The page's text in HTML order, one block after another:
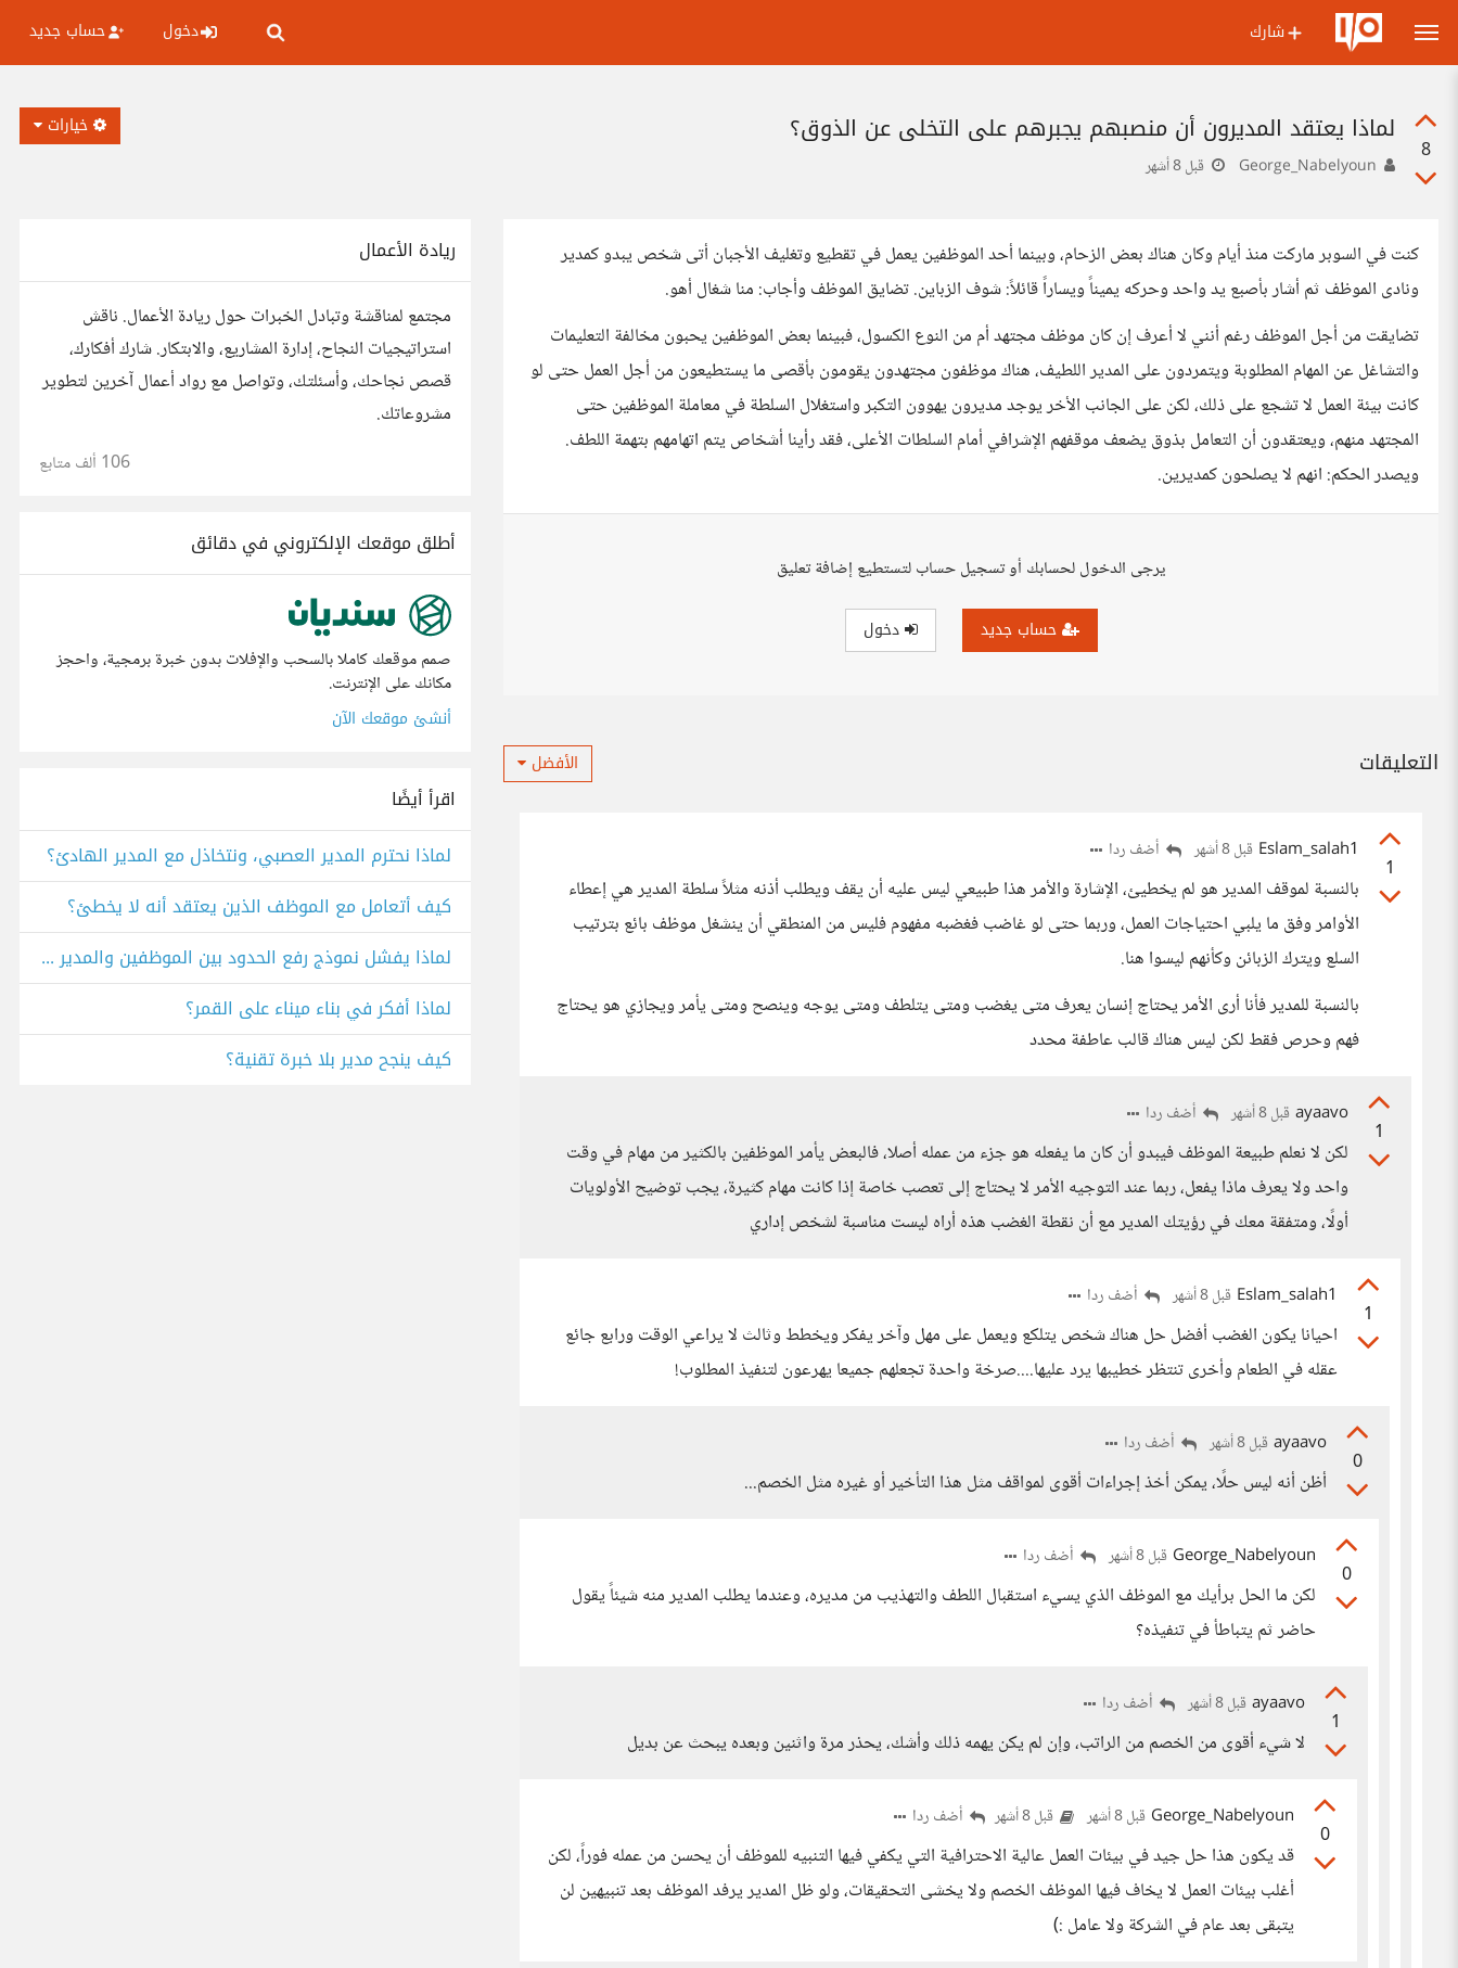
شارك دخول حساب جديد
8
لماذا يعتقد المديرون أن منصبهم يجبرهم على التخلي عن الذوق؟
قبل 8 أشهر
خيارات
كنت في السوبر ماركت منذ أيام وكان هناك بعض الزحام، وبينما أحد الموظفين يعمل في تقطيع وتغليف الأجبان أتى شخص يبدو كمدير
ونادى الموظف ثم أشار بأصبع يد واحد وحركه يميناً ويساراً قائلاً: شوف الزباين. تضايق الموظف وأجاب: منا شغال أهو.
تضايقت من أجل الموظف رغم أنني لا أعرف إن كان موظف مجتهد أم من النوع الكسول، فبينما بعض الموظفين يحبون مخالفة التعليمات
والتشاغل عن المهام المطلوبة ويتمردون على المدير اللطيف، هناك موظفون مجتهدون يقومون بأقصى ما يستطيعون من أجل العمل حتى لو
كانت بيئة العمل لا تشجع على ذلك، لكن على الجانب الأخر يوجد مديرون يهوون التكبر واستغلال السلطة في معاملة الموظفين حتى
المجتهد منهم، ويعتقدون أن التعامل بذوق يضعف موقفهم الإشرافي أمام السلطات الأعلى، فقد رأينا أشخاص يتم اتهامهم بتهمة اللطف.
ويصدر الحكم: انهم لا يصلحون كمديرين.
يرجى الدخول لحسابك أو تسجيل حساب لتستطيع إضافة تعليق
حساب جديد دخول
التعليقات الأفضل
1
Eslam_salah1 قبل 8 أشهر أضف ردا
بالنسبة لموقف المدير هو لم يخطيئ، الإشارة والأمر هذا طبيعي ليس عليه أن يقف ويطلب أذنه مثلاً سلطة المدير هي إعطاء
الأوامر وفق ما يلبي احتياجات العمل، وربما حتى لو غاضب فغضبه مفهوم فليس من المنطقي أن ينشغل موظف بائع بترتيب
السلع ويترك الزبائن وكأنهم ليسوا هنا.
بالنسبة للمدير فأنا أرى الأمر يحتاج إنسان يعرف متى يغضب ومتى يتلطف ومتى يوجه وينصح ومتى يأمر ويجازي هو يحتاج
فهم وحرص فقط لكن ليس هناك قالب عاطفة محدد
1
ayaavo قبل 8 أشهر أضف ردا
لكن لا نعلم طبيعة الموظف فيبدو أن كان ما يفعله هو جزء من عمله أصلا، فالبعض يأمر الموظفين بالكثير من مهام في وقت
واحد ولا يعرف ماذا يفعل، ربما عند التوجيه الأمر لا يحتاج إلى تعصب خاصة إذا كانت مهام كثيرة، يجب توضيح الأولويات
أولًا، ومتفقة معك في رؤيتك المدير مع أن نقطة الغضب هذه أراه ليست مناسبة لشخص إداري
1
Eslam_salah1 قبل 8 أشهر أضف ردا
احيانا يكون الغضب أفضل حل هناك شخص يتلكع ويعمل على مهل وآخر يفكر ويخطط وثالث لا يراعي الوقت ورابع جائع
عقله في الطعام وأخرى تنتظر خطيبها يرد عليها....صرخة واحدة تجعلهم جميعا يهرعون لتنفيذ المطلوب!
0
ayaavo قبل 8 أشهر أضف ردا
أظن أنه ليس حلًا، يمكن أخذ إجراءات أقوى لمواقف مثل هذا التأخير أو غيره مثل الخصم...
0
George_Nabelyoun قبل 8 أشهر أضف ردا
لكن ما الحل برأيك مع الموظف الذي يسيء استقبال اللطف والتهذيب من مديره، وعندما يطلب المدير منه شيئاً يقول
حاضر ثم يتباطأ في تنفيذه؟
1
ayaavo قبل 8 أشهر أضف ردا
لا شيء أقوى من الخصم من الراتب، وإن لم يكن يهمه ذلك وأشك، يحذر مرة واثنين وبعده يبحث عن بديل
0
George_Nabelyoun قبل 8 أشهر قبل 8 أشهر أضف ردا
قد يكون هذا حل جيد في بيئات العمل عالية الاحترافية التي يكفي فيها التنبيه للموظف أن يحسن من عمله فوراً، لكن
أغلب بيئات العمل لا يخاف فيها الموظف الخصم ولا يخشى التحقيقات، ولو ظل المدير يرفد الموظف بعد تنبيهين لن
يتبقى بعد عام في الشركة ولا عامل :)
ريادة الأعمال
مجتمع لمناقشة وتبادل الخبرات حول ريادة الأعمال. ناقش
استراتيجيات النجاح، إدارة المشاريع، والابتكار. شارك أفكارك،
قصص نجاحك، وأسئلتك، وتواصل مع رواد أعمال آخرين لتطوير
مشروعاتك.
106 ألف متابع
أطلق موقعك الإلكتروني في دقائق
صمم موقعك كاملا بالسحب والإفلات بدون خبرة برمجية، واحجز
مكانك على الإنترنت.
أنشئ موقعك الآن
اقرأ أيضًا
لماذا نحترم المدير العصبي، ونتخاذل مع المدير الهادئ؟
كيف أتعامل مع الموظف الذين يعتقد أنه لا يخطئ؟
لماذا يفشل نموذج رفع الحدود بين الموظفين والمدير في المجتمع العربي؟
لماذا أفكر في بناء ميناء على القمر؟
كيف ينجح مدير بلا خبرة تقنية؟